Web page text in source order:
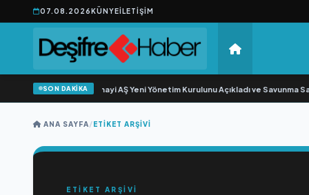
07.08.2026KÜNYEİLETIŞIM
SON DAKİKA
Açıkgöz Savunma Sanayi AŞ Yeni Yönetim Kurulunu Açıkladı ve Savunma
ANA SAYFA/ETIKET ARŞIVI
ETİKET ARŞİVİ